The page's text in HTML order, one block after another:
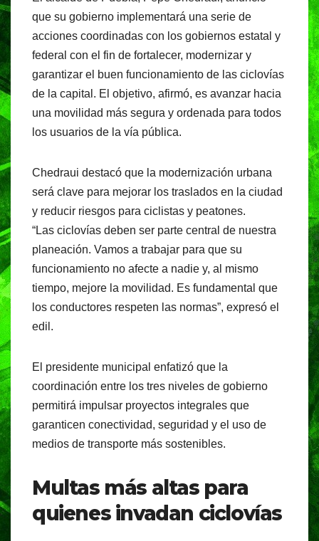
c
e
b
o
o
k
at
s
A
p
p
e
gr
a
m
t
que su gobierno implementará una serie de
acciones coordinadas con los gobiernos estatal y
federal con el fin de fortalecer, modernizar y
garantizar el buen funcionamiento de las ciclovías
de la capital. El objetivo, afirmó, es avanzar hacia
una movilidad más segura y ordenada para todos
los usuarios de la vía pública.
Chedraui destacó que la modernización urbana
será clave para mejorar los traslados en la ciudad
y reducir riesgos para ciclistas y peatones.
“Las ciclovías deben ser parte central de nuestra
planeación. Vamos a trabajar para que su
funcionamiento no afecte a nadie y, al mismo
tiempo, mejore la movilidad. Es fundamental que
los conductores respeten las normas”, expresó el
edil.
El presidente municipal enfatizó que la
coordinación entre los tres niveles de gobierno
permitirá impulsar proyectos integrales que
garanticen conectividad, seguridad y el uso de
medios de transporte más sostenibles.
Multas más altas para
quienes invadan ciclovías